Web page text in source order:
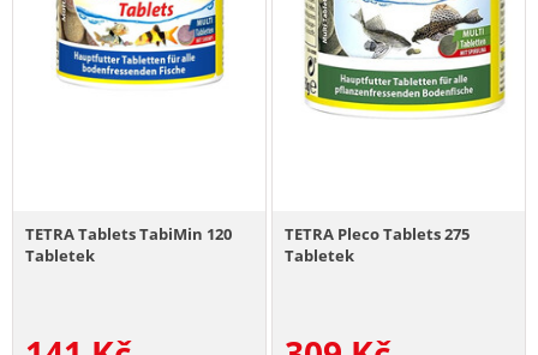
TETRA Tablets TabiMin 120
Tabletek
TETRA Pleco Tablets 275
Tabletek